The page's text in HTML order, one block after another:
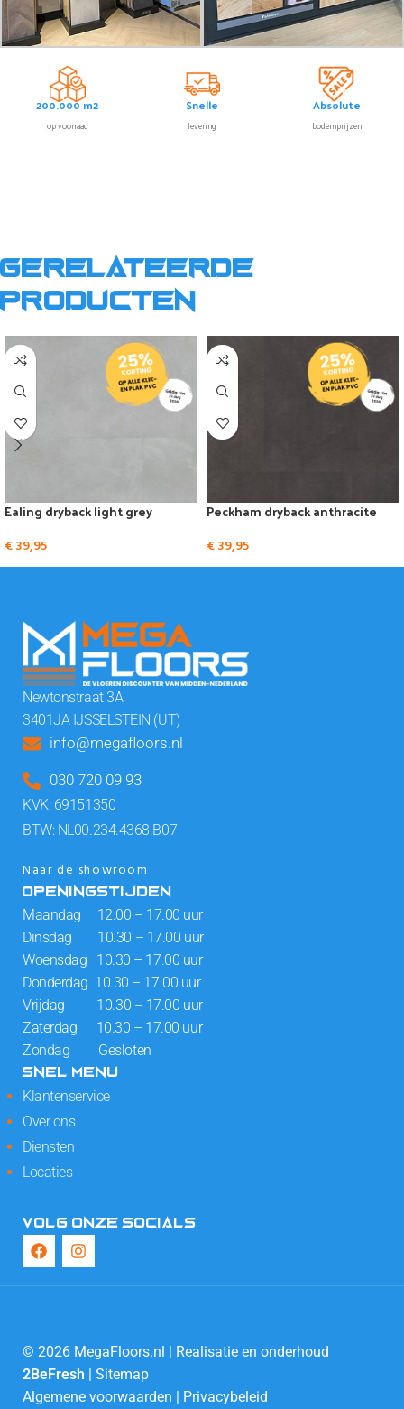
200.000 m2
op voorraad
Snelle
levering
Absolute
bodemprijzen
Gerelateerde
producten
Ealing dryback light grey
€39,95
Peckham dryback anthracite
€39,95
Newtonstraat 3A
3401JA IJSSELSTEIN (UT)
info@megafloors.nl
030 720 09 93
KVK: 69151350
BTW: NL00.234.4368.B07
Naar de showroom
OPENINGSTIJDEN
Maandag 12.00 – 17.00 uur
Dinsdag 10.30 – 17.00 uur
Woensdag 10.30 – 17.00 uur
Donderdag 10.30 – 17.00 uur
Vrijdag 10.30 – 17.00 uur
Zaterdag 10.30 – 17.00 uur
Zondag Gesloten
SNEL MENU
Klantenservice
Over ons
Diensten
Locaties
VOLG ONZE SOCIALS
© 2026 MegaFloors.nl | Realisatie en onderhoud
2BeFresh | Sitemap
Algemene voorwaarden | Privacybeleid